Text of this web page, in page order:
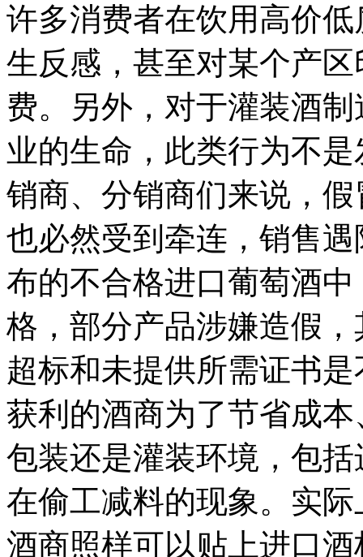
许多消费者在饮用高价
生反感，甚至对某个产
费。另外，对于灌装酒
业的生命，此类行为不
销商、分销商们来说，
也必然受到牵连，销售
布的不合格进口葡萄酒
格，部分产品涉嫌造假
超标和未提供所需证书
获利的酒商为了节省成
包装还是灌装环境，包
在偷工减料的现象。实
酒商照样可以贴上进口